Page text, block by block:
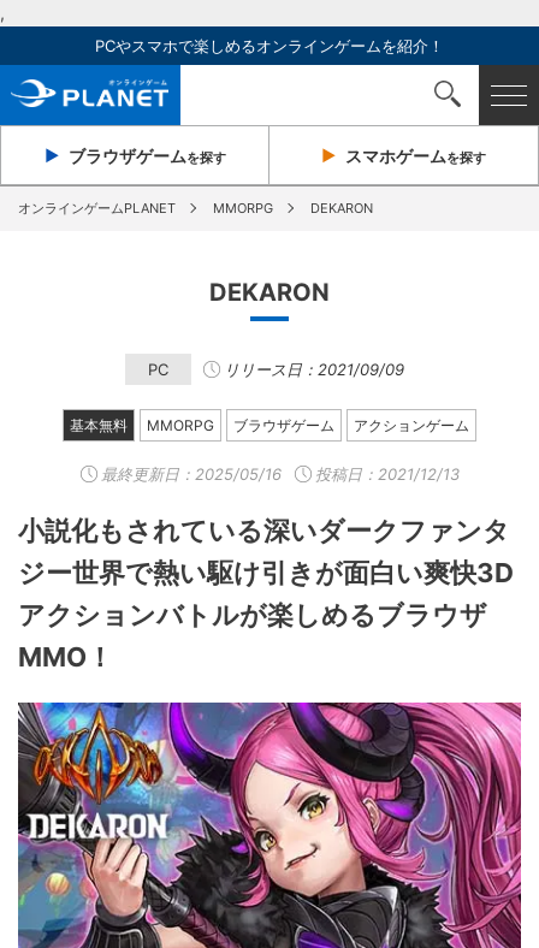
,
PCやスマホで楽しめるオンラインゲームを紹介！
ブラウザゲームを探す スマホゲームを探す
オンラインゲームPLANET MMORPG DEKARON
DEKARON
PC リリース日：2021/09/09
基本無料 MMORPG ブラウザゲーム アクションゲーム
最終更新日： 2025/05/16 投稿日：2021/12/13
小説化もされている深いダークファンタ
ジー世界で熱い駆け引きが面白い爽快3D
アクションバトルが楽しめるブラウザ
MMO！